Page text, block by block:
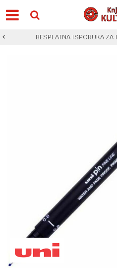
BESPLATNA ISPORUKA